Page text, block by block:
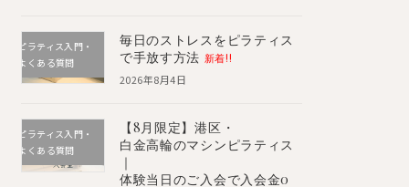
ピラティス入門・
よくある質問
毎日のストレスをピラティス
で手放す方法 新着!!
2026年8月4日
ピラティス入門・
よくある質問
【8月限定】港区・
白金高輪のマシンピラティス
｜
体験当日のご入会で入会金0